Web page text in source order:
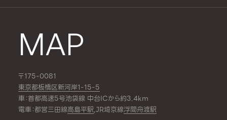
MAP
〒175-0081
東京都板橋区新河岸1-15-5
車：首都高速5号池袋線 中台ICから約3.4km
電車：都営三田線高島平駅,JR埼京線浮間舟渡駅